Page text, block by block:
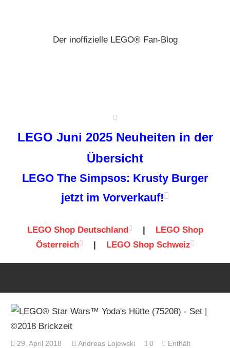
Der inoffizielle LEGO® Fan-Blog
LEGO Juni 2025 Neuheiten in der
Übersicht
LEGO The Simpsos: Krusty Burger
jetzt im Vorverkauf!
LEGO Shop Deutschland | LEGO Shop
Österreich
| LEGO Shop Schweiz
29. April 2018 Andreas Lojewski 0
Enthält